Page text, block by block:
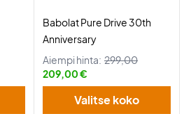
Babolat Pure Drive 30th
Anniversary
Aiempi hinta: 299,00
209,00 €
Valitse koko